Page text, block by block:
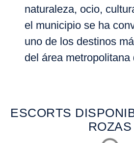
naturaleza, ocio,
el municipio se ha
uno de los destinos
del área metropolitana
ESCORTS
ROZAS